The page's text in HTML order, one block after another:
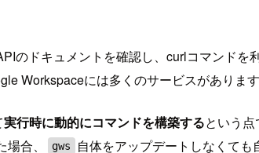
ドキュメントを確認し、curlコマンドを
Workspaceには多くのサービスがありま
実行時に動的にコマンドを構築するという点
合、
gws 自体をアップデートしなくても